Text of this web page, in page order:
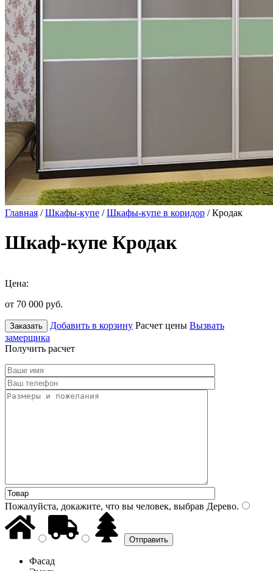
Главная /Шкафы-купе /Шкафы-купе в коридор / Кродак
Шкаф-купе Кродак
Цена:
от 70 000 руб.
Заказать Добавить в корзину Расчет цены Вызвать
замерщика
Получить расчет
Пожалуйста, докажите, что вы человек, выбрав Дерево.
Фасад